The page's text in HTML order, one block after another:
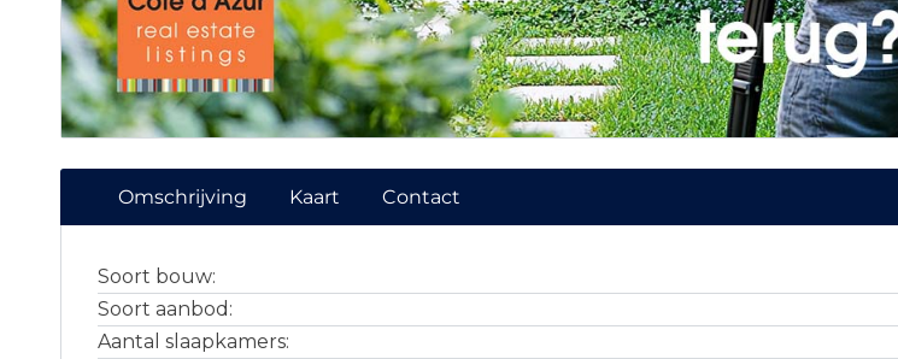
Omschrijving Kaart Contact
Soort bouw:
Soort aanbod:
Aantal slaapkamers: